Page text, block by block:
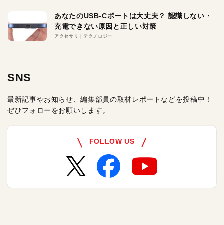
あなたのUSB-Cポートは大丈夫？ 認識しない・
充電できない原因と正しい対策
アクセサリ テクノロジー
SNS
最新記事やお知らせ、編集部員の取材レポートなどを投稿中！
ぜひフォローをお願いします。
FOLLOW US